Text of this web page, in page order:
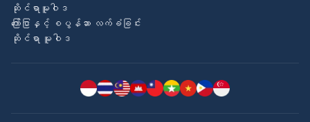
ဆိုင်ရာမူဝါဒ
ကြော်ငြာနှင့် စပွန်ဆာ လက်ခံခြင်း
ဆိုင်ရာ မူဝါဒ